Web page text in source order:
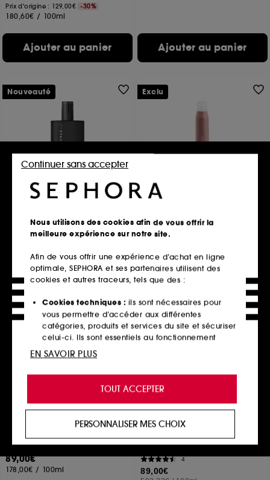
Prix d'origine : 129,00€ -30%
180,60€ / 100ml
Ajouter au panier Ajouter au panier
RITUALS
Rituals Homme
25,00€
100ml
Ajouter au panier
Nouveauté
RARE BEAUTY
Find Comfort Roll-on
738
24,00€
Ajouter au panier
Exclu
INSTITUT ESTHEDERM
Excellage NT
Recharge Crème
89,00€
178,00€ / 100ml
HYDRA BEAUTY
4
89,00€
Nous utilisons des cookies afin de vous offrir la
meilleure expérience sur notre site.
Afin de vous offrir une expérience d’achat en ligne
optimale, SEPHORA et ses partenaires utilisent des
cookies et autres traceurs, tels que des :
Cookies techniques : ils sont nécessaires pour
vous permettre d’accéder aux différentes
catégories, produits et services du site et sécuriser
celui-ci. Ils sont essentiels au fonctionnement
technique du site et ne peuvent être désactivés.
de vous offrir une expérience enrichie et
personnalisée en vous recommandant des
produits, des services et des contenus qui
proposer des offres promotionnelles adaptées à
votre profil.
Cookies réseaux sociaux et publicité :
utilisés pour vous présenter du contenu susceptible
TOUT ACCEPTER
Continuer sans accepter
PERSONNALISER MES CHOIX
EN SAVOIR PLUS